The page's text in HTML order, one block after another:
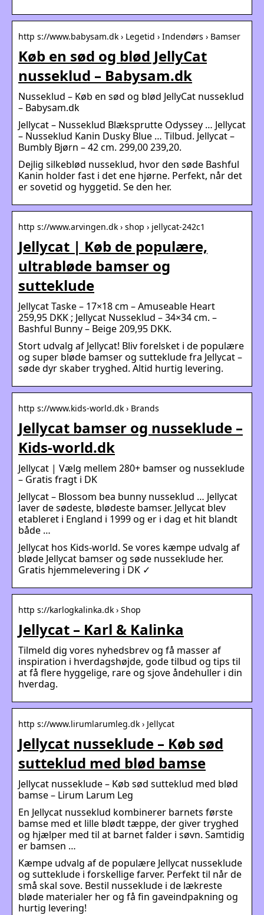
http s://www.babysam.dk › Legetid › Indendørs › Bamser
Køb en sød og blød JellyCat
nusseklud – Babysam.dk
Nusseklud – Køb en sød og blød JellyCat nusseklud
– Babysam.dk
Jellycat – Nusseklud Blæksprutte Odyssey … Jellycat
– Nusseklud Kanin Dusky Blue … Tilbud. Jellycat –
Bumbly Bjørn – 42 cm. 299,00 239,20.
Dejlig silkeblød nusseklud, hvor den søde Bashful
Kanin holder fast i det ene hjørne. Perfekt, når det
er sovetid og hyggetid. Se den her.
http s://www.arvingen.dk › shop › jellycat-242c1
Jellycat | Køb de populære,
ultrabløde bamser og
sutteklude
Jellycat Taske – 17×18 cm – Amuseable Heart
259,95 DKK ; Jellycat Nusseklud – 34×34 cm. –
Bashful Bunny – Beige 209,95 DKK.
Stort udvalg af Jellycat! Bliv forelsket i de populære
og super bløde bamser og sutteklude fra Jellycat –
søde dyr skaber tryghed. Altid hurtig levering.
http s://www.kids-world.dk › Brands
Jellycat bamser og nusseklude –
Kids-world.dk
Jellycat | Vælg mellem 280+ bamser og nusseklude
– Gratis fragt i DK
Jellycat – Blossom bea bunny nusseklud … Jellycat
laver de sødeste, blødeste bamser. Jellycat blev
etableret i England i 1999 og er i dag et hit blandt
både …
Jellycat hos Kids-world. Se vores kæmpe udvalg af
bløde Jellycat bamser og søde nusseklude her.
Gratis hjemmelevering i DK ✓
http s://karlogkalinka.dk › Shop
Jellycat – Karl & Kalinka
Tilmeld dig vores nyhedsbrev og få masser af
inspiration i hverdagshøjde, gode tilbud og tips til
at få flere hyggelige, rare og sjove åndehuller i din
hverdag.
http s://www.lirumlarumleg.dk › Jellycat
Jellycat nusseklude – Køb sød
sutteklud med blød bamse
Jellycat nusseklude – Køb sød sutteklud med blød
bamse – Lirum Larum Leg
En Jellycat nusseklud kombinerer barnets første
bamse med et lille blødt tæppe, der giver tryghed
og hjælper med til at barnet falder i søvn. Samtidig
er bamsen …
Kæmpe udvalg af de populære Jellycat nusseklude
og sutteklude i forskellige farver. Perfekt til når de
små skal sove. Bestil nusseklude i de lækreste
bløde materialer her og få fin gaveindpakning og
hurtig levering!